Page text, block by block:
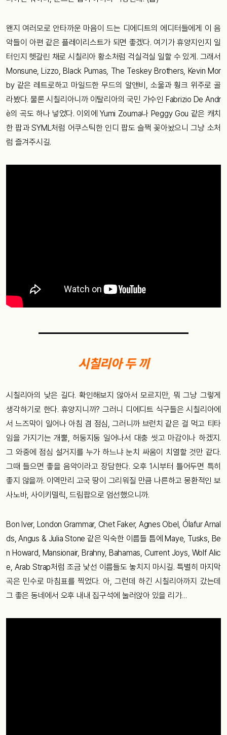
왠지 여러모로 안타까운 마음이 드는 디에디트의 에디터들에게 이 음
악들이 아편 같은 플레이리스트가 되면 좋겠다. 여기가 휴양지인지 일
터인지 헷갈린 채로 시칠리아 황소처럼 걱실걱실 일할 수 있게. 그래서
Monsune, Lizzo, Black Pumas, The Teskey Brothers, Kevin Mor
by 같은 레트로하고 마일드한 무드의 알앤비, 소울과 훵크 위주로 골
라봤다. 물론 시칠리아니까 이탈리아의 국민 가수인 Fabrizio De Andr
è의 곡도 하나 넣었다. 이외에 Yumi Zouma나 Peggy Gou 같은 캐치
한 팝과 SYML처럼 어쿠스틱한 인디 팝도 슬쩍 꽂아놨으니 그냥 소처
럼 즐겨주시길.
시칠리아 두 끼
시칠리아의 낮은 길다. 확인해보지 않아서 모르지만, 뭐 그냥 그렇게
생각하기로 한다. 휴양지니까? 그러니 디에디트 식구들은 시칠리아에
서 느즈막이 일어나 아침 겸 점심, 그러니까 브런치 같은 걸 먹고 티타
임을 가지기는 개뿔, 허둥지둥 일어나서 대충 씻고 마감이나 하겠지.
그 와중에 점심 설거지를 누가 하느냐 눈치 싸움이 치열할 것만 같다.
그때 들으면 좋을 음악이라고 장담한다. 오후 1시부터 틀어두면 특히
좋지 않을까. 이역만리 고국 땅이 그리워질 만큼 나른하고 몽환적인 보
사노바, 사이키델릭, 드림팝으로 엄선했으니까.
Bon Iver, London Grammar, Chet Faker, Agnes Obel, Ólafur Arnal
ds, Angus & Julia Stone 같은 익숙한 이름들 틈에 Maye, Tusks, Be
n Howard, Mansionair, Brahny, Bahamas, Current Joys, Wolf Alic
e, Arab Strap처럼 조금 낯선 이름들도 놓치지 마시길. 특별히 마지막
곡은 민수로 마침표를 찍었다. 아, 그런데 하긴 시칠리아까지 갔는데
그 좋은 동네에서 오후 내내 집구석에 눌러앉아 있을 리가…